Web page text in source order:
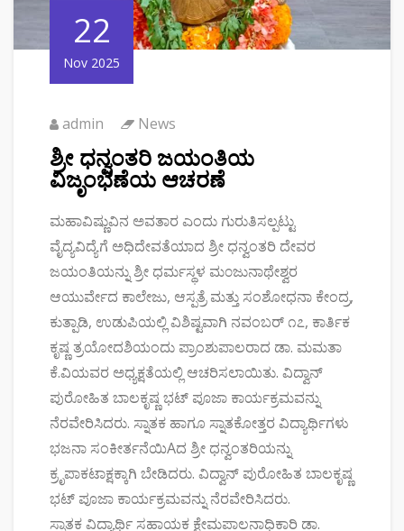
22
Nov 2025
admin News
ಶ್ರೀ ಧನ್ವಂತರಿ ಜಯಂತಿಯ
ವಿಜೃಂಭಣೆಯ ಆಚರಣೆ
ಮಹಾವಿಷ್ಣುವಿನ ಅವತಾರ ಎಂದು ಗುರುತಿಸಲ್ಪಟ್ಟು
ವೈದ್ಯವಿದ್ಯೆಗೆ ಅಧಿದೇವತೆಯಾದ ಶ್ರೀ ಧನ್ವಂತರಿ ದೇವರ
ಜಯಂತಿಯನ್ನು ಶ್ರೀ ಧರ್ಮಸ್ಥಳ ಮ೦ಜುನಾಥೇಶ್ವರ
ಆಯುರ್ವೇದ ಕಾಲೇಜು, ಆಸ್ಪತ್ರೆ ಮತ್ತು ಸಂಶೋಧನಾ ಕೇಂದ್ರ,
ಕುತ್ಪಾಡಿ, ಉಡುಪಿಯಲ್ಲಿ ವಿಶಿಷ್ಟವಾಗಿ ನವಂಬರ್ ೧೭, ಕಾರ್ತಿಕ
ಕೃಷ್ಣ ತ್ರಯೋದಶಿಯಂದು ಪ್ರಾಂಶುಪಾಲರಾದ ಡಾ. ಮಮತಾ
ಕೆ.ವಿಯವರ ಅಧ್ಯಕ್ಷತೆಯಲ್ಲಿ ಆಚರಿಸಲಾಯಿತು. ವಿದ್ವಾನ್
ಪುರೋಹಿತ ಬಾಲಕೃಷ್ಣ ಭಟ್ ಪೂಜಾ ಕಾರ್ಯಕ್ರಮವನ್ನು
ನೆರವೇರಿಸಿದರು. ಸ್ನಾತಕ ಹಾಗೂ ಸ್ನಾತಕೋತ್ತರ ವಿದ್ಯಾರ್ಥಿಗಳು
ಭಜನಾ ಸಂಕೀರ್ತನೆಯಿAದ ಶ್ರೀ ಧನ್ವಂತರಿಯನ್ನು
ಕ್ರೃಪಾಕಟಾಕ್ಷಕ್ಕಾಗಿ ಬೇಡಿದರು. ವಿದ್ವಾನ್ ಪುರೋಹಿತ ಬಾಲಕೃಷ್ಣ
ಭಟ್ ಪೂಜಾ ಕಾರ್ಯಕ್ರಮವನ್ನು ನೆರವೇರಿಸಿದರು.
ಸ್ನಾತಕ ವಿದ್ಯಾರ್ಥಿ ಸಹಾಯಕ ಕ್ಷೇಮಪಾಲನಾಧಿಕಾರಿ ಡಾ.